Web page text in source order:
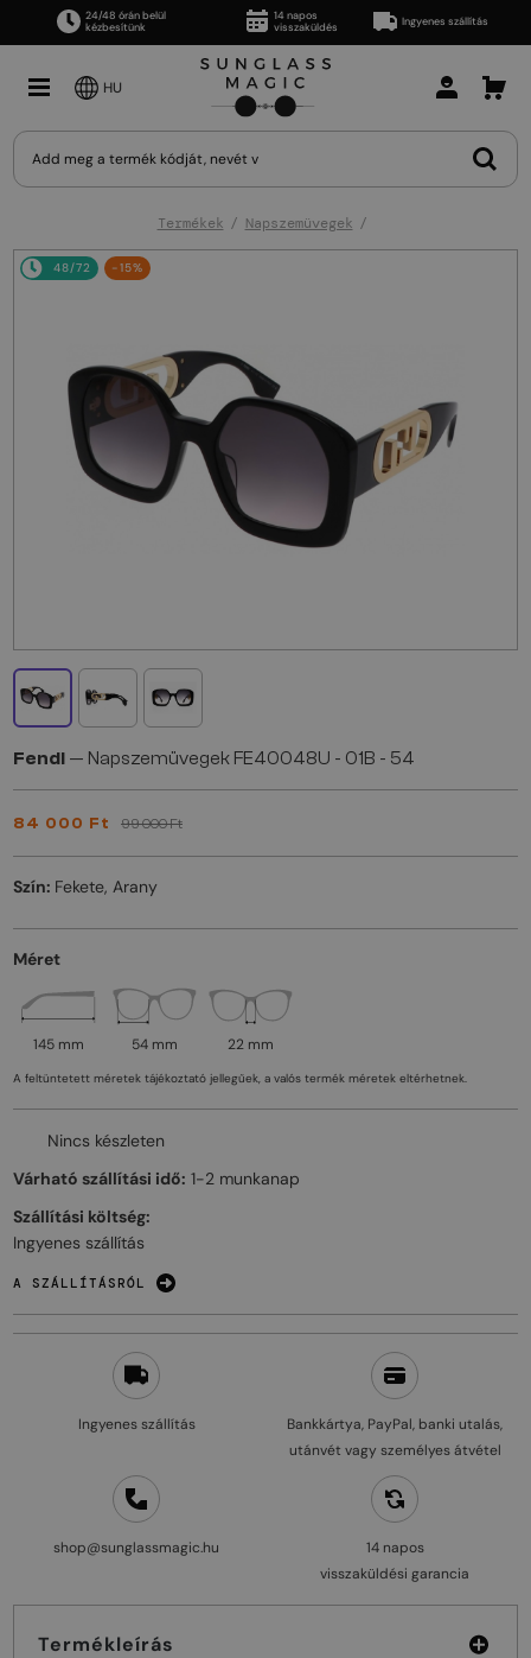
24/48 órán belül
kézbesítünk
14 napos
visszaküldés
Ingyenes szállítás
HU
Termékek Napszemüvegek
Ingyenes szállítás
Bankkártya, PayPal, banki utalás,
utánvét vagy személyes átvétel
shop@sunglassmagic.hu
14 napos
visszaküldési garancia
Termékleírás
48/72 -15%
Fendi — Napszemüvegek FE40048U - 01B - 54
84 000 Ft 99 000 Ft
Szín: Fekete, Arany
Méret
145 mm 54 mm 22 mm
A feltüntetett méretek tájékoztató jellegűek, a valós termék méretek eltérhetnek.
Nincs készleten
Várható szállítási idő: 1-2 munkanap
Szállítási költség:
Ingyenes szállítás
A SZÁLLÍTÁSRÓL